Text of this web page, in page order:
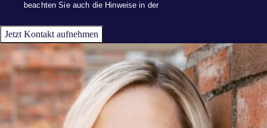
beachten Sie auch die Hinweise in der
Jetzt Kontakt aufnehmen